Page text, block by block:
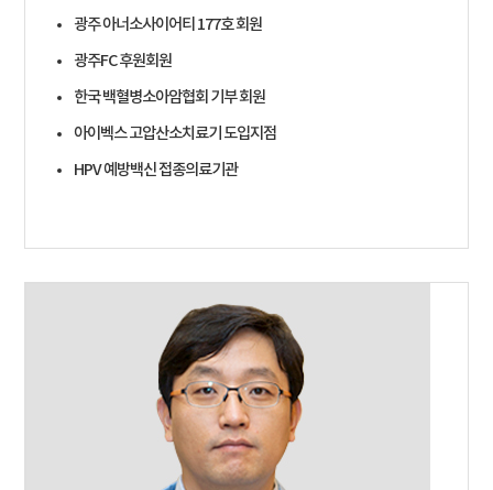
광주 아너소사이어티 177호 회원
광주FC 후원회원
한국 백혈병소아암협회 기부 회원
아이벡스 고압산소치료기 도입지점
HPV 예방백신 접종의료기관